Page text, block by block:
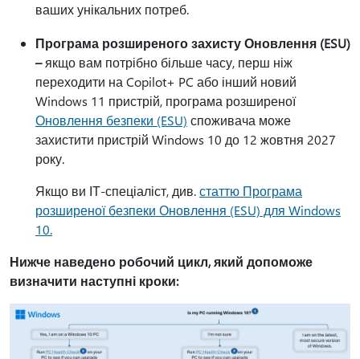
ваших унікальних потреб.
Програма розширеного захисту Оновлення (ESU)
–якщо вам потрібно більше часу, перш ніж
переходити на Copilot+ PC або інший новий
Windows 11 пристрій, програма розширеної
Оновлення безпеки (ESU) споживача може
захистити пристрій Windows 10 до 12 жовтня 2027
року.
Якщо ви ІТ-спеціаліст, див.статтю Програма
розширеної безпеки Оновлення (ESU) для Windows
10.
Нижче наведено робочий цикл, який допоможе
визначити наступні кроки: